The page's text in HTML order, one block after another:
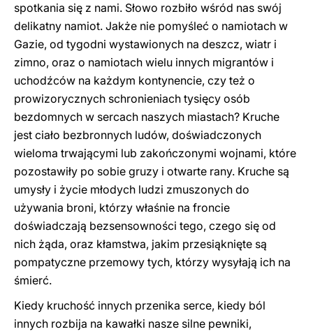
spotkania się z nami. Słowo rozbiło wśród nas swój
delikatny namiot. Jakże nie pomyśleć o namiotach w
Gazie, od tygodni wystawionych na deszcz, wiatr i
zimno, oraz o namiotach wielu innych migrantów i
uchodźców na każdym kontynencie, czy też o
prowizorycznych schronieniach tysięcy osób
bezdomnych w sercach naszych miastach? Kruche
jest ciało bezbronnych ludów, doświadczonych
wieloma trwającymi lub zakończonymi wojnami, które
pozostawiły po sobie gruzy i otwarte rany. Kruche są
umysły i życie młodych ludzi zmuszonych do
używania broni, którzy właśnie na froncie
doświadczają bezsensowności tego, czego się od
nich żąda, oraz kłamstwa, jakim przesiąknięte są
pompatyczne przemowy tych, którzy wysyłają ich na
śmierć.
Kiedy kruchość innych przenika serce, kiedy ból
innych rozbija na kawałki nasze silne pewniki,